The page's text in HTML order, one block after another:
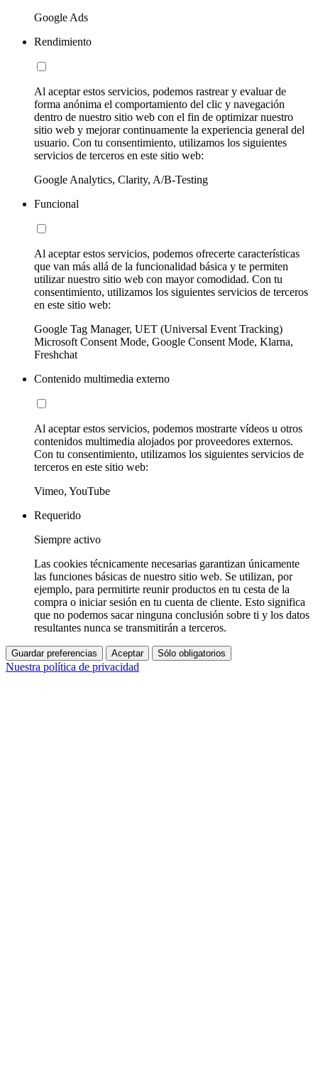
Google Ads
Rendimiento
Al aceptar estos servicios, podemos rastrear y evaluar de
forma anónima el comportamiento del clic y navegación
dentro de nuestro sitio web con el fin de optimizar nuestro
sitio web y mejorar continuamente la experiencia general del
usuario. Con tu consentimiento, utilizamos los siguientes
servicios de terceros en este sitio web:
Google Analytics, Clarity, A/B-Testing
Funcional
Al aceptar estos servicios, podemos ofrecerte características
que van más allá de la funcionalidad básica y te permiten
utilizar nuestro sitio web con mayor comodidad. Con tu
consentimiento, utilizamos los siguientes servicios de terceros
en este sitio web:
Google Tag Manager, UET (Universal Event Tracking)
Microsoft Consent Mode, Google Consent Mode, Klarna,
Freshchat
Contenido multimedia externo
Al aceptar estos servicios, podemos mostrarte vídeos u otros
contenidos multimedia alojados por proveedores externos.
Con tu consentimiento, utilizamos los siguientes servicios de
terceros en este sitio web:
Vimeo, YouTube
Requerido
Siempre activo
Las cookies técnicamente necesarias garantizan únicamente
las funciones básicas de nuestro sitio web. Se utilizan, por
ejemplo, para permitirte reunir productos en tu cesta de la
compra o iniciar sesión en tu cuenta de cliente. Esto significa
que no podemos sacar ninguna conclusión sobre ti y los datos
resultantes nunca se transmitirán a terceros.
Guardar preferencias Aceptar Sólo obligatorios
Nuestra política de privacidad